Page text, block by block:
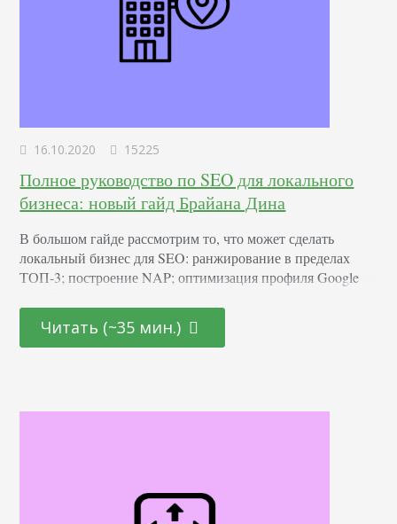
16.10.2020 15225
Полное руководство по SEO для локального
бизнеса: новый гайд Брайана Дина
В большом гайде рассмотрим то, что может сделать
локальный бизнес для SEO: ранжирование в пределах
ТОП-3; построение NAP; оптимизация профиля Google
локального SEO В этой главе мы рассмотрим основы. Во-
первых, вы увидите интересные данные, которые
Читать (~35 мин.)